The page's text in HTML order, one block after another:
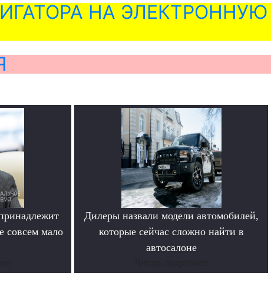
НА ЭЛЕКТРОННУЮ
совсем мало
Дилеры назвали модели автомобилей,
которые сейчас сложно найти в
автосалоне